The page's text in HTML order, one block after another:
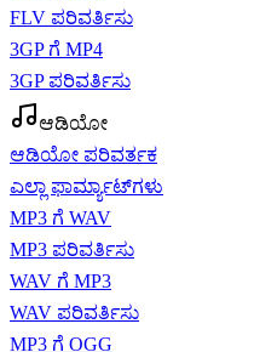
FLV ಪರಿವರ್ತಿಸು
3GP ಗೆ MP4
3GP ಪರಿವರ್ತಿಸು
ಆಡಿಯೋ
ಆಡಿಯೋ ಪರಿವರ್ತಕ
ಎಲ್ಲಾ ಫಾರ್ಮ್ಯಾಟ್‌ಗಳು
MP3 ಗೆ WAV
MP3 ಪರಿವರ್ತಿಸು
WAV ಗೆ MP3
WAV ಪರಿವರ್ತಿಸು
MP3 ಗೆ OGG